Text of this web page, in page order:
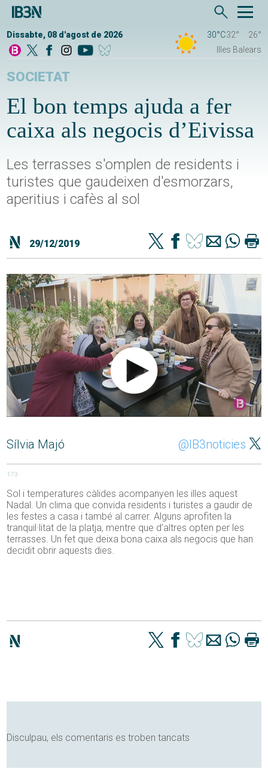
Dissabte, 08 d'agost de 2026 30°C32°
26°
Illes Balears
SOCIETAT
El bon temps ajuda a fer
caixa als negocis d’Eivissa
Les terrasses s'omplen de residents i
turistes que gaudeixen d'esmorzars,
aperitius i cafès al sol
29/12/2019
Sílvia Majó @IB3noticies
173
Sol i temperatures càlides acompanyen les illes aquest
Nadal. Un clima que convida residents i turistes a gaudir de
les festes a casa i també al carrer. Alguns aprofiten la
tranquil·litat de la platja, mentre que d’altres opten per les
terrasses. Un fet que deixa bona caixa als negocis que han
decidit obrir aquests dies.
Disculpau, els comentaris es troben tancats